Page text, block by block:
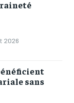
2026
sans